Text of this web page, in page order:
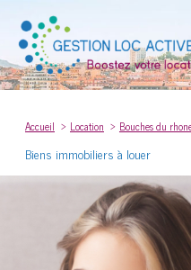
Accueil 0
Accueil Location Bouches du
Biens immobiliers à louer